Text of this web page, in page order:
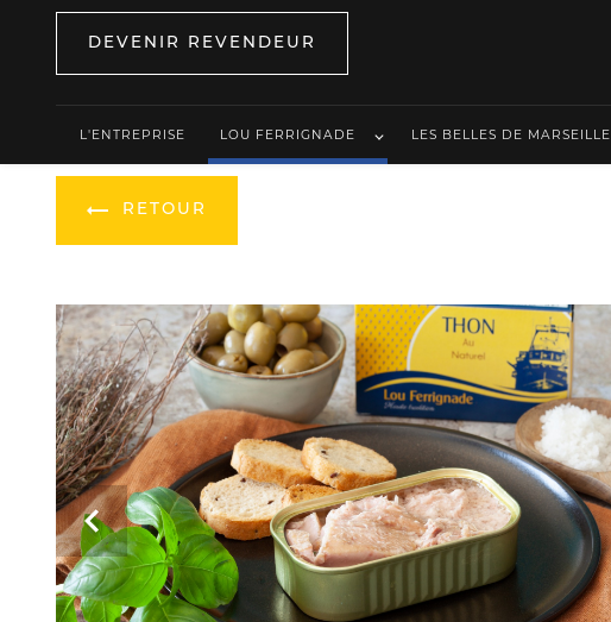
DEVENIR REVENDEUR
L'ENTREPRISE LOU FERRIGNADE LES BELLES DE MARSEILLE
RETOUR
Previous
Panneau de gestion des cookies